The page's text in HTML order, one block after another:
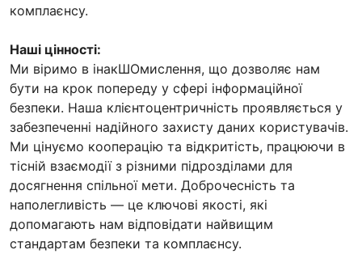
комплаєнсу.
Наші цінності:
Ми віримо в інакШОмислення, що дозволяє нам
бути на крок попереду у сфері інформаційної
безпеки. Наша клієнтоцентричність проявляється у
забезпеченні надійного захисту даних користувачів.
Ми цінуємо кооперацію та відкритість, працюючи в
тісній взаємодії з різними підрозділами для
досягнення спільної мети. Доброчесність та
наполегливість — це ключові якості, які
допомагають нам відповідати найвищим
стандартам безпеки та комплаєнсу.